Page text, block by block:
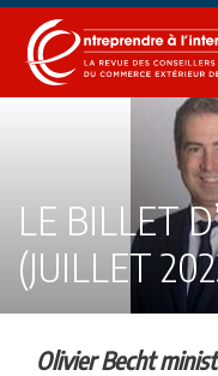
Sauter
contenu
LE BILLET
(JUILLET
Olivier Becht